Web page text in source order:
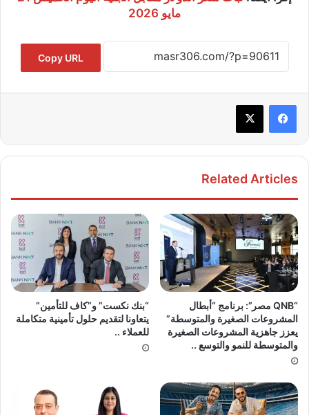
مايو 2026
Copy URL
Related Articles
“QNB مصر”: برنامج “أبطال
المشروعات الصغيرة والمتوسطة”
يعزز جاهزية المشروعات الصغيرة
والمتوسطة للنمو والتوسع ..
“بنك نكست” و”كاف للتأمين”
يتعاونا لتقديم حلول تأمينية متكاملة
للعملاء ..